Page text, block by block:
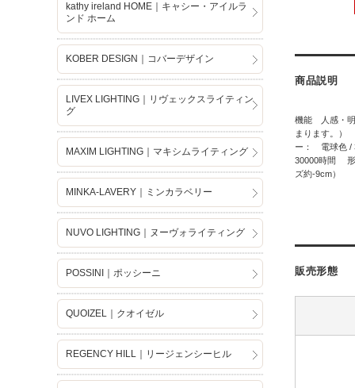
商品説明
機能 人感・明
まります。
ー： 電球色
30000時間
ズ約-9cm）
販売形態
kathy ireland HOME｜キャシー・アイルラ
ンド ホーム
KOBER DESIGN｜コバーデザイン
LIVEX LIGHTING｜リヴェックスライティン
グ
MAXIM LIGHTING｜マキシムライティング
MINKA-LAVERY｜ミンカラベリー
NUVO LIGHTING｜ヌーヴォライティング
POSSINI｜ポッシーニ
QUOIZEL｜クオイゼル
REGENCY HILL｜リージェンシーヒル